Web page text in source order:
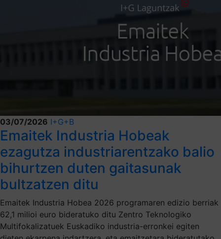
03/07/2026 I+G+B
Emaitek Industria Hobeak
ezagutza industriarentzako balio
bihurtzen duten gaitasunak
bultzatzen ditu
Emaitek Industria Hobea 2026 programaren edizio berriak
62,1 milioi euro bideratuko ditu Zentro Teknologiko
Multifokalizatuek Euskadiko industria-erronkei egiten